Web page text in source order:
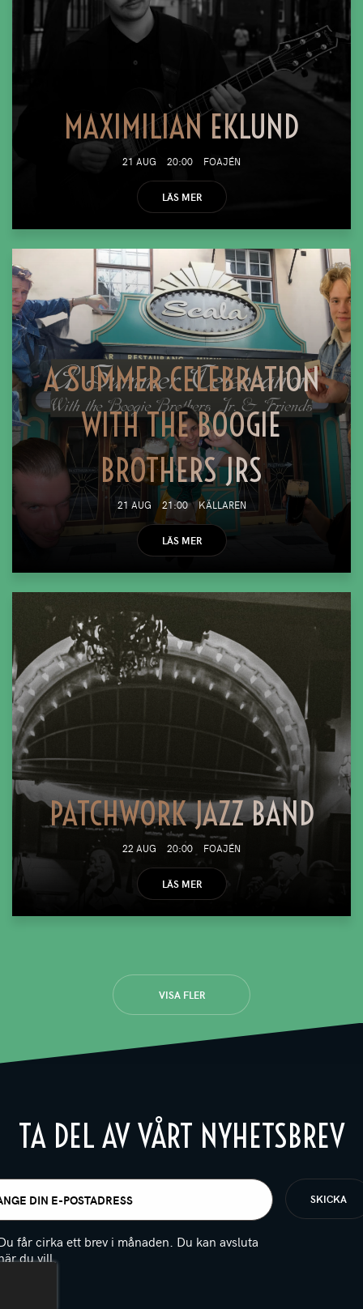
MAXIMILIAN EKLUND
21 AUG 20:00 FOAJÉN
LÄS MER
A SUMMER CELEBRATION
WITH THE BOOGIE
BROTHERS JRS
21 AUG 21:00 KÄLLAREN
LÄS MER
PATCHWORK JAZZ BAND
22 AUG 20:00 FOAJÉN
LÄS MER
VISA FLER
TA DEL AV VÅRT NYHETSBREV
får cirka ett brev i månaden. Du kan avsluta
du vill.